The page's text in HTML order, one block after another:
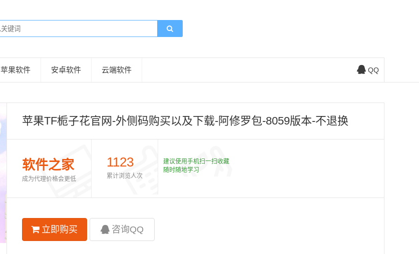
苹果软件 安卓软件 云端软件 QQ
苹果TF栀子花官网-外侧码购买以及下载-阿修罗包-8059版本-不退换
软件之家
成为代理价格会更低
1123
累计浏览人次
建议使用手机扫一扫收藏
随时随地学习
立即购买 咨询QQ